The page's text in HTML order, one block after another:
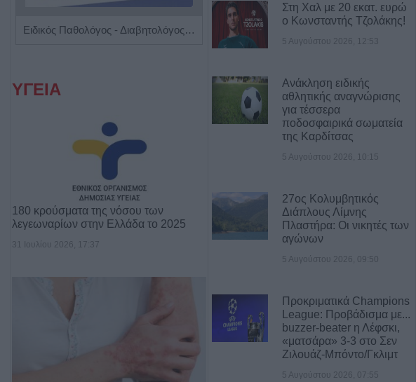
Ειδικός Παθολόγος - Διαβητολόγος 'Κωνσταντίνος Απ. Κουτσιανάς"
ΥΓΕΙΑ
180 κρούσματα της νόσου των
λεγεωναρίων στην Ελλάδα το 2025
31 Ιουλίου 2026, 17:37
Στη Χαλ με 20 εκατ. ευρώ
ο Κωνσταντής Τζολάκης!
5 Αυγούστου 2026, 12:53
Ανάκληση ειδικής
αθλητικής αναγνώρισης
για τέσσερα
ποδοσφαιρικά σωματεία
της Καρδίτσας
5 Αυγούστου 2026, 10:15
27ος Κολυμβητικός
Διάπλους Λίμνης
Πλαστήρα: Οι νικητές των
αγώνων
5 Αυγούστου 2026, 09:50
Προκριματικά Champions
League: Προβάδισμα με...
buzzer-beater η Λέφσκι,
«ματσάρα» 3-3 στο Σεν
Ζιλουάζ-Μπόντο/Γκλιμτ
5 Αυγούστου 2026, 07:55